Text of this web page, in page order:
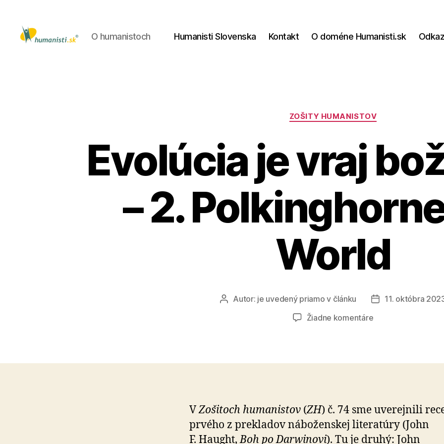
O humanistoch Humanisti Slovenska Kontakt O doméne Humanisti.sk
Kategórie
ZOŠITY HUMANISTOV
Evolúcia je vraj
– 2.
World
AutorAutor: je uvedený priamo v článku
Dátum
11. októbra
Žiadne komentárena
božie
Polkinghorne:
One
World
VZošitoch humanistov (ZH) č. 74 sme uve­rej­nili
prvého z prekladov ná­bo­žen­skej li­te­ra­túry (John
F. Haught,Boh po Dar­winovi). Tu je druhý: John